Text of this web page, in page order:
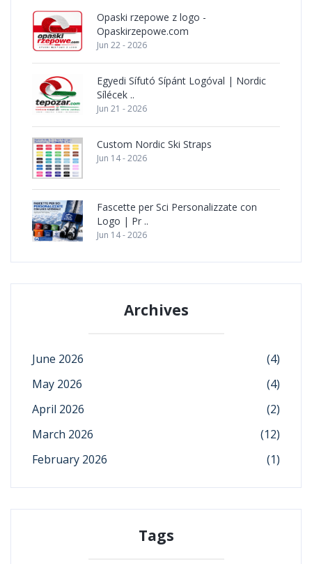
Opaski rzepowe z logo -
Opaskirzepowe.com
Jun 22 - 2026
Egyedi Sífutó Sípánt Logóval | Nordic
Sílécek ..
Jun 21 - 2026
Custom Nordic Ski Straps
Jun 14 - 2026
Fascette per Sci Personalizzate con
Logo | Pr ..
Jun 14 - 2026
Archives
June 2026
(4)
May 2026
(4)
April 2026
(2)
March 2026
(12)
February 2026
(1)
Tags